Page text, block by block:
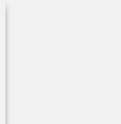
S 41 schwarz mit Gravur